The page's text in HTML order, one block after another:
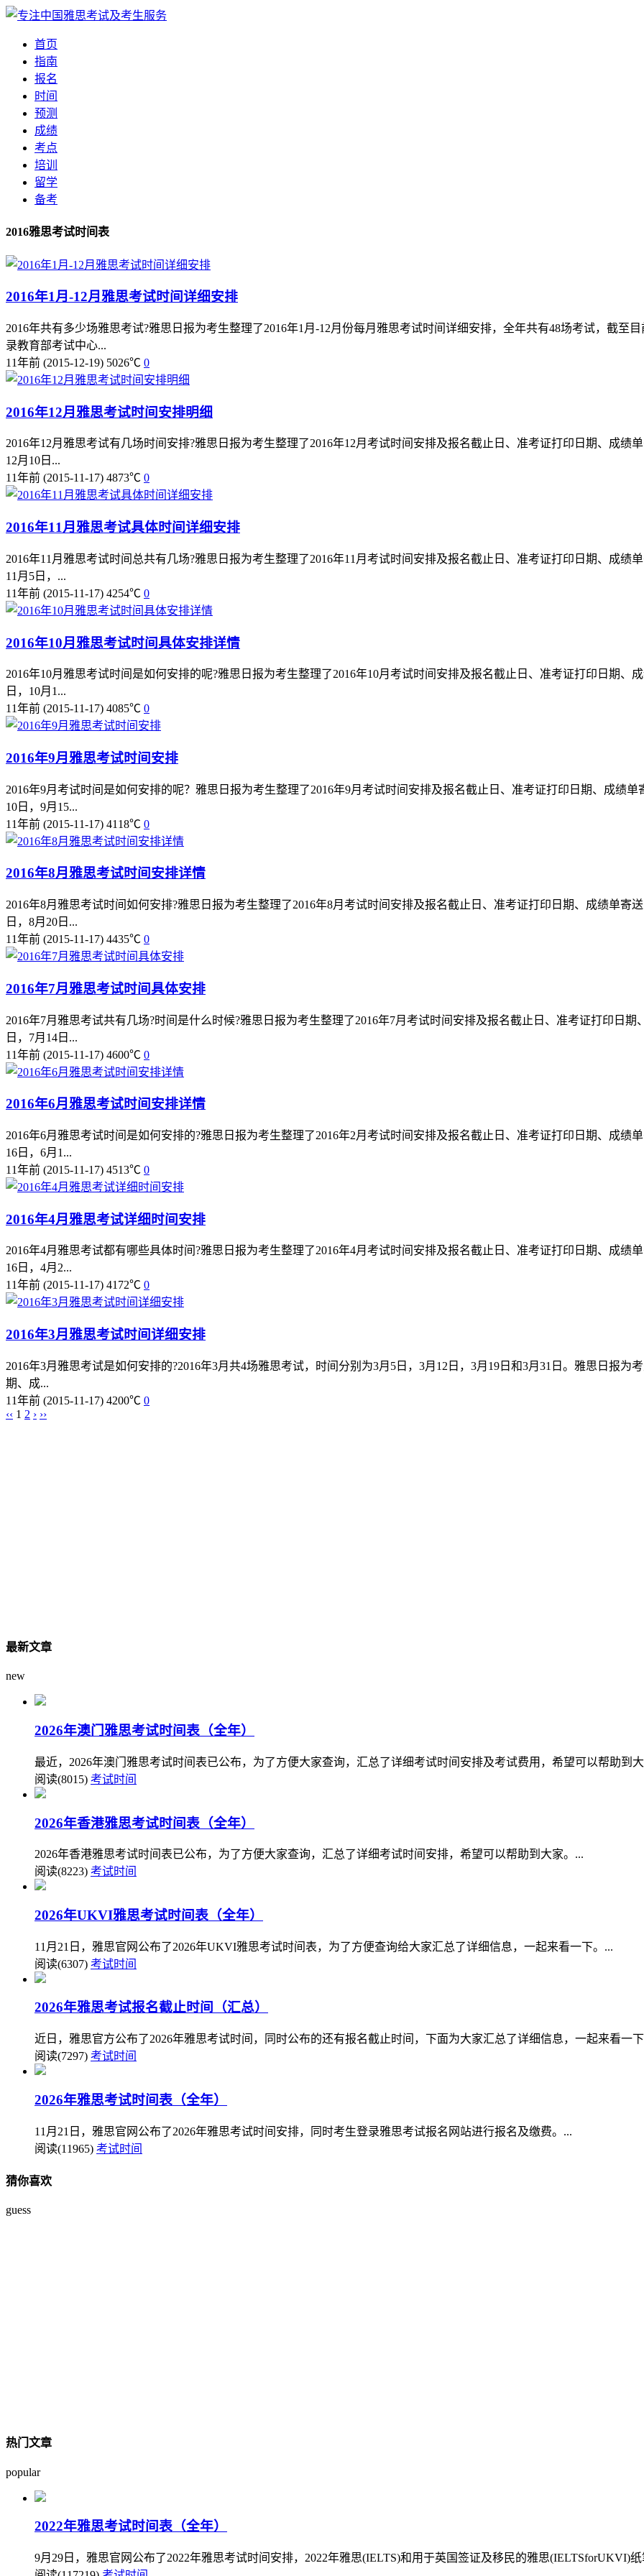
首页
指南
报名
时间
预测
成绩
考点
培训
留学
备考
2016雅思考试时间表
2016年1月-12月雅思考试时间详细安排
2016年共有多少场雅思考试?雅思日报为考生整理了2016年1月-12月份每月雅思考试时间详细安排，全年共有48场考试，截至
录教育部考试中心...
11年前 (2015-12-19) 5026℃ 0
2016年12月雅思考试时间安排明细
2016年12月雅思考试有几场时间安排?雅思日报为考生整理了2016年12月考试时间安排及报名截止日、准考证打印日期、成绩
12月10日...
11年前 (2015-11-17) 4873℃ 0
2016年11月雅思考试具体时间详细安排
2016年11月雅思考试时间总共有几场?雅思日报为考生整理了2016年11月考试时间安排及报名截止日、准考证打印日期、成绩
11月5日，...
11年前 (2015-11-17) 4254℃ 0
2016年10月雅思考试时间具体安排详情
2016年10月雅思考试时间是如何安排的呢?雅思日报为考生整理了2016年10月考试时间安排及报名截止日、准考证打印日期、
日，10月1...
11年前 (2015-11-17) 4085℃ 0
2016年9月雅思考试时间安排
2016年9月考试时间是如何安排的呢？雅思日报为考生整理了2016年9月考试时间安排及报名截止日、准考证打印日期、成绩
10日，9月15...
11年前 (2015-11-17) 4118℃ 0
2016年8月雅思考试时间安排详情
2016年8月雅思考试时间如何安排?雅思日报为考生整理了2016年8月考试时间安排及报名截止日、准考证打印日期、成绩单寄
日，8月20日...
11年前 (2015-11-17) 4435℃ 0
2016年7月雅思考试时间具体安排
2016年7月雅思考试共有几场?时间是什么时候?雅思日报为考生整理了2016年7月考试时间安排及报名截止日、准考证打印日
日，7月14日...
11年前 (2015-11-17) 4600℃ 0
2016年6月雅思考试时间安排详情
2016年6月雅思考试时间是如何安排的?雅思日报为考生整理了2016年2月考试时间安排及报名截止日、准考证打印日期、成绩
16日，6月1...
11年前 (2015-11-17) 4513℃ 0
2016年4月雅思考试详细时间安排
2016年4月雅思考试都有哪些具体时间?雅思日报为考生整理了2016年4月考试时间安排及报名截止日、准考证打印日期、成绩
16日，4月2...
11年前 (2015-11-17) 4172℃ 0
2016年3月雅思考试时间详细安排
2016年3月雅思考试是如何安排的?2016年3月共4场雅思考试，时间分别为3月5日，3月12日，3月19日和3月31日。雅思日报
期、成...
11年前 (2015-11-17) 4200℃ 0
‹‹ 1 2 › ››
最新文章
new
2026年澳门雅思考试时间表（全年）
最近，2026年澳门雅思考试时间表已公布，为了方便大家查询，汇总了详细考试时间安排及考试费用，希望可以帮助到
阅读(8015) 考试时间
2026年香港雅思考试时间表（全年）
2026年香港雅思考试时间表已公布，为了方便大家查询，汇总了详细考试时间安排，希望可以帮助到大家。...
阅读(8223) 考试时间
2026年UKVI雅思考试时间表（全年）
11月21日，雅思官网公布了2026年UKVI雅思考试时间表，为了方便查询给大家汇总了详细信息，一起来看一下。...
阅读(6307) 考试时间
2026年雅思考试报名截止时间（汇总）
近日，雅思官方公布了2026年雅思考试时间，同时公布的还有报名截止时间，下面为大家汇总了详细信息，一起来看一
阅读(7297) 考试时间
2026年雅思考试时间表（全年）
11月21日，雅思官网公布了2026年雅思考试时间安排，同时考生登录雅思考试报名网站进行报名及缴费。...
阅读(11965) 考试时间
猜你喜欢
guess
热门文章
popular
2022年雅思考试时间表（全年）
9月29日，雅思官网公布了2022年雅思考试时间安排，2022年雅思(IELTS)和用于英国签证及移民的雅思(IELTSforUKVI)